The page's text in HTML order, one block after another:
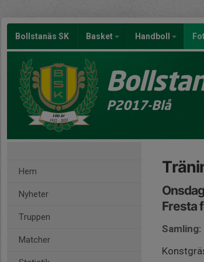
Bollstanäs SK Basket Handboll
P2017-Blå
Hem
Nyheter
Truppen
Matcher
Fresta
Samling: